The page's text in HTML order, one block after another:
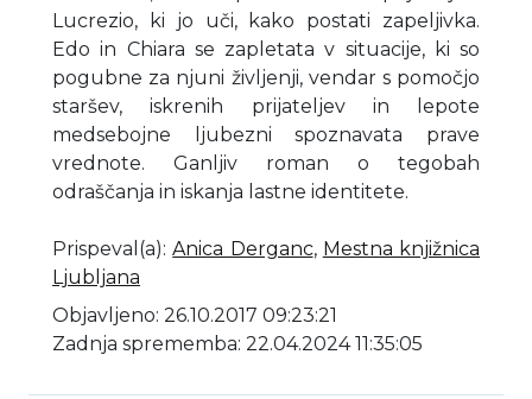
Lucrezio, ki jo uči, kako postati zapeljivka.
Edo in Chiara se zapletata v situacije, ki so
pogubne za njuni življenji, vendar s pomočjo
staršev, iskrenih prijateljev in lepote
medsebojne ljubezni spoznavata prave
vrednote. Ganljiv roman o tegobah
odraščanja in iskanja lastne identitete.
Prispeval(a):Anica Derganc, Mestna knjižnica
Ljubljana
Objavljeno: 26.10.2017 09:23:21
Zadnja sprememba: 22.04.2024 11:35:05